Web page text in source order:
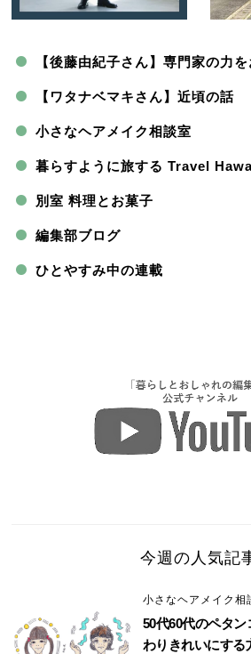
【後藤由紀子さん】専門家の力
【ワタナベマキさん】近頃の話
小さなヘアメイク相談室
暮らすように旅する Travel
別室 料理とお菓子
編集部ブログ
ひとやすみ中の連載
今週の人気記
小さなヘアメイク相
50代60代のペタ
わりきれいにする